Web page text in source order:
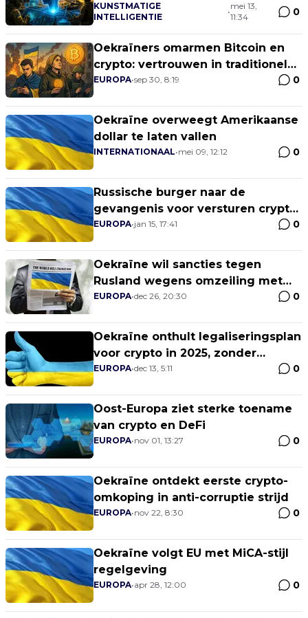
KUNSTMATIGE
INTELLIGENTIE
•
mei 13,
11:34
0
Oekraïners omarmen Bitcoin en
crypto: vertrouwen in traditionele
financiën wankelt
EUROPA•sep 30, 8:19 0
Oekraïne overweegt Amerikaanse
dollar te laten vallen
INTERNATIONAAL•mei 09, 12:12 0
Russische burger naar de
gevangenis voor versturen crypto
naar Oekraïne
EUROPA•jan 15, 17:41 0
Oekraïne wil sancties tegen
Rusland wegens omzeiling met
crypto
EUROPA•dec 26, 20:30 0
Oekraïne onthult legaliseringsplan
voor crypto in 2025, zonder
belastingvoordelen
EUROPA•dec 13, 5:11 0
Oost-Europa ziet sterke toename
van crypto en DeFi
EUROPA•nov 01, 13:27 0
Oekraïne ontdekt eerste crypto-
omkoping in anti-corruptie strijd
EUROPA•nov 22, 8:30 0
Oekraïne volgt EU met MiCA-stijl
regelgeving
EUROPA•apr 28, 12:00 0